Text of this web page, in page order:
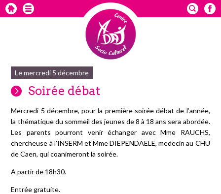
Le mercredi 5 décembre
Soirée débat
Mercredi 5 décembre, pour la première soirée débat de l’année,
la thématique du sommeil des jeunes de 8 à 18 ans sera abordée.
Les parents pourront venir échanger avec Mme RAUCHS,
chercheuse à l’INSERM et Mme DIEPENDAELE, medecin au CHU
de Caen, qui coanimeront la soirée.
A partir de 18h30.
Entrée gratuite.